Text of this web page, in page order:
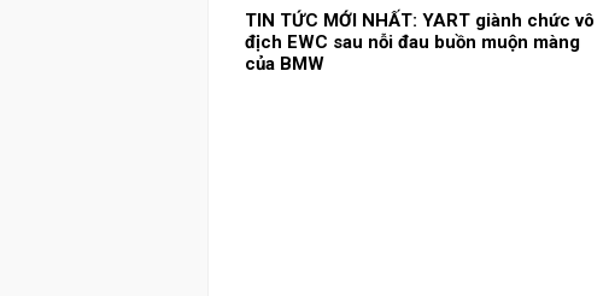
TIN TỨC MỚI NHẤT: YART giành chức vô
địch EWC sau nỗi đau buồn muộn màng
của BMW